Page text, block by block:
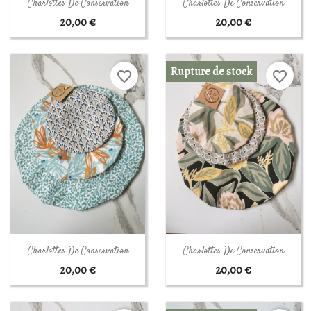
Charlottes De Conservation
20,00 €
Charlottes De Conservation
20,00 €
Aperçu rapide
Charlottes De Conservation
20,00 €
favorite_border
Aperçu rapide
Charlottes De Conservation
20,00 €
Rupture de stock favorite_border